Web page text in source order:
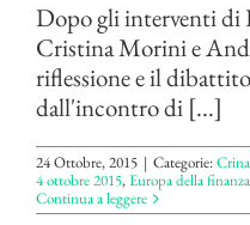
Dopo gli interventi di
Cristina Morini e
riflessione e il
dall'incontro di [...]
24 Ottobre, 2015 | Categorie:
4 ottobre 2015,Europa della finanza
Continua a leggere